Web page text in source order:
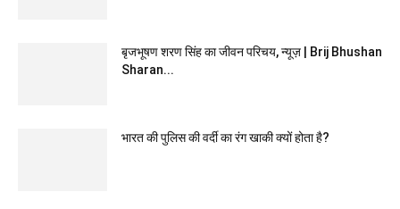
बृजभूषण शरण सिंह का जीवन परिचय, न्यूज़ | Brij Bhushan
Sharan...
भारत की पुलिस की वर्दी का रंग खाकी क्यों होता है?